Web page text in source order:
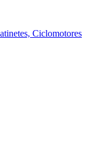
Ciclomotores